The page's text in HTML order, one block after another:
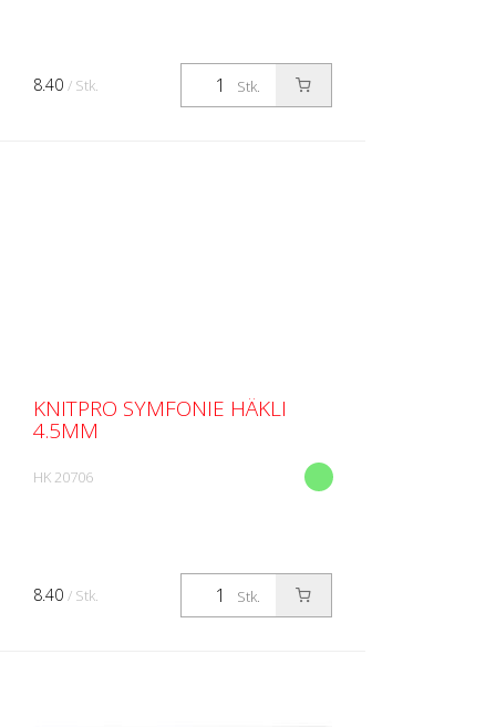
Stk.
8.40 / Stk.
KNITPRO SYMFONIE HÄKLI
4.5MM
HK 20706
Stk.
8.40 / Stk.